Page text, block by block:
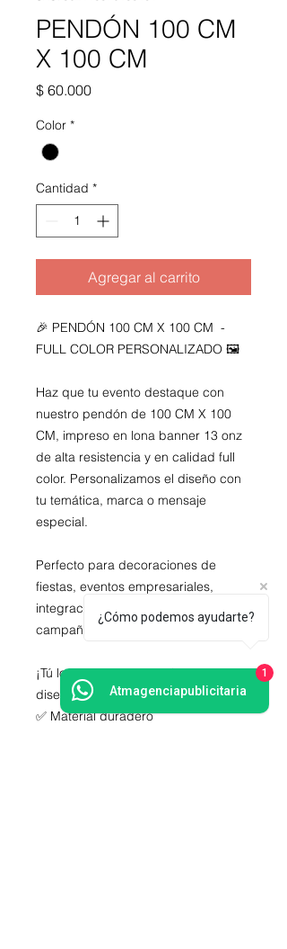
PENDÓN 100 CM
X 100 CM
$ 60.000Precio
Color *
Cantidad *
Agregar al carrito
🎉 PENDÓN 100 CM X 100 CM -
FULL COLOR PERSONALIZADO 🖼️
Haz que tu evento destaque con
nuestro pendón de 100 CM X 100
CM, impreso en lona banner 13 onz
de alta resistencia y en calidad full
color. Personalizamos el diseño con
tu temática, marca o mensaje
especial.
Perfecto para decoraciones de
fiestas, eventos empresariales,
integraciones, celebraciones o
campañas promocionales
¡Tú lo sueñas, nosotros lo
diseñamos!
✅ Material duradero
¿Cómo podemos ayudarte?
Atmagenciapublicitaria
1